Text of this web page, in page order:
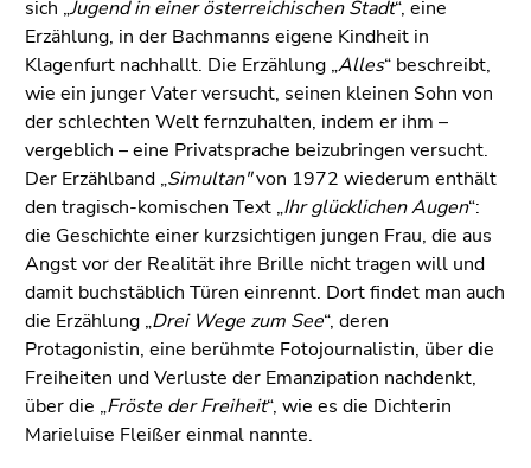
sich „Jugend in einer österreichischen Stadt“, eine
Erzählung, in der Bachmanns eigene Kindheit in
Klagenfurt nachhallt. Die Erzählung „Alles“ beschreibt,
wie ein junger Vater versucht, seinen kleinen Sohn von
der schlechten Welt fernzuhalten, indem er ihm –
vergeblich – eine Privatsprache beizubringen versucht.
Der Erzählband „Simultan"von 1972 wiederum enthält
den tragisch-komischen Text „Ihr glücklichen Augen“:
die Geschichte einer kurzsichtigen jungen Frau, die aus
Angst vor der Realität ihre Brille nicht tragen will und
damit buchstäblich Türen einrennt. Dort findet man auch
die Erzählung „Drei Wege zum See“, deren
Protagonistin, eine berühmte Fotojournalistin, über die
Freiheiten und Verluste der Emanzipation nachdenkt,
über die „Fröste der Freiheit“, wie es die Dichterin
Marieluise Fleißer einmal nannte.